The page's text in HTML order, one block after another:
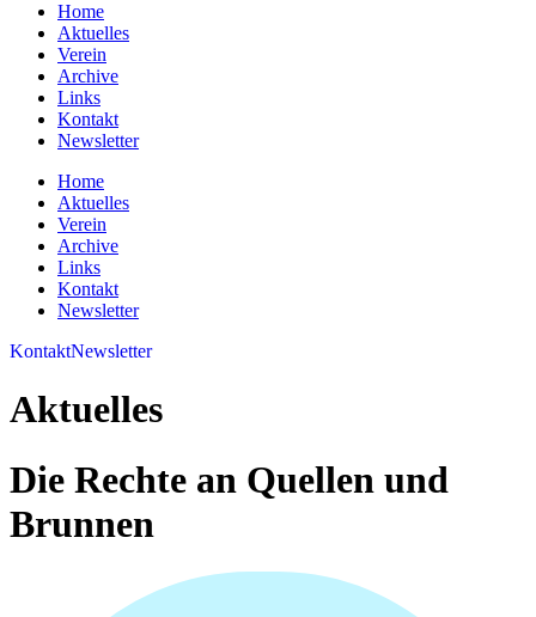
Home
Aktuelles
Verein
Archive
Links
Kontakt
Newsletter
Home
Aktuelles
Verein
Archive
Links
Kontakt
Newsletter
KontaktNewsletter
Aktuelles
Die Rechte an Quellen und
Brunnen